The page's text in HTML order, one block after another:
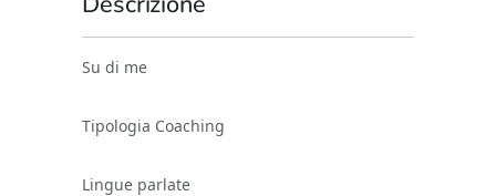
Su di me
Tipologia Coaching
Lingue parlate